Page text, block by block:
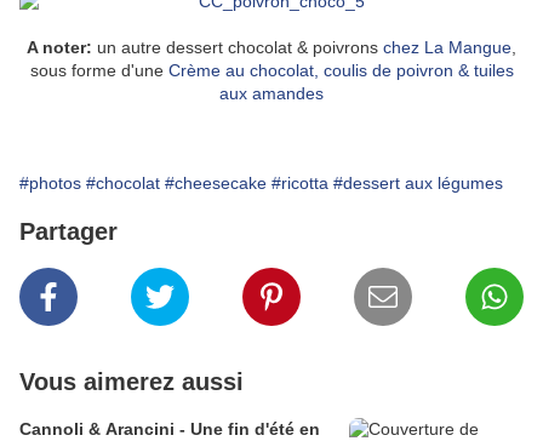
A noter: un autre dessert chocolat & poivrons chez La Mangue
sous forme d'une Crème au chocolat, coulis de poivron & tuiles
aux amandes
#photos #chocolat #cheesecake #ricotta #dessert aux légumes
Partager
Vous aimerez aussi
Cannoli & Arancini - Une fin d'été en